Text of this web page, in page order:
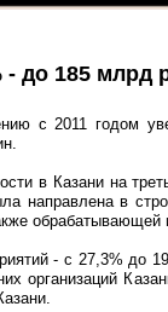
- до 185 млрд
с 2011 годом
в Казани на
направлена в
- с 27,3% до
организаций